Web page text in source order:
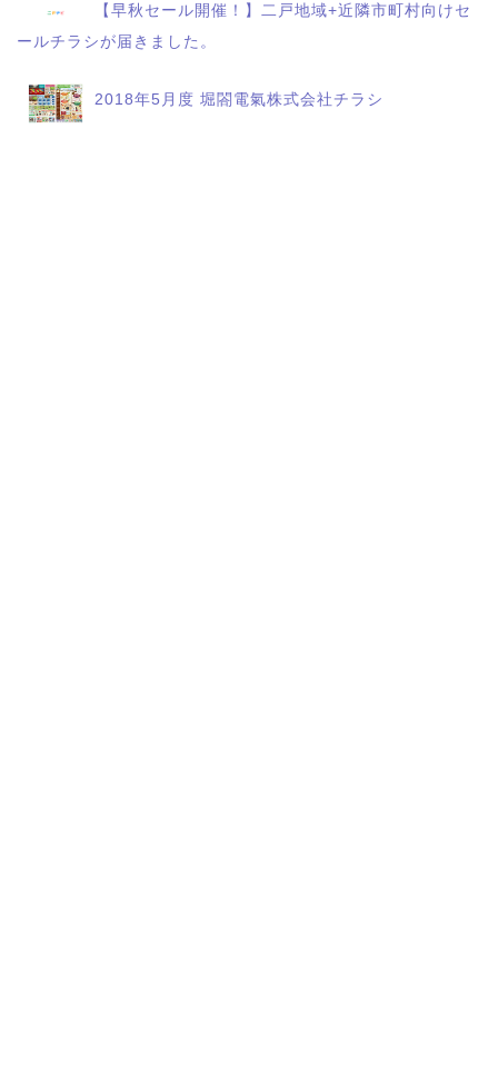
【早秋セール開催！】二戸地域+近隣市町村向けセ
ールチラシが届きました。
2018年5月度 堀閤電氣株式会社チラシ